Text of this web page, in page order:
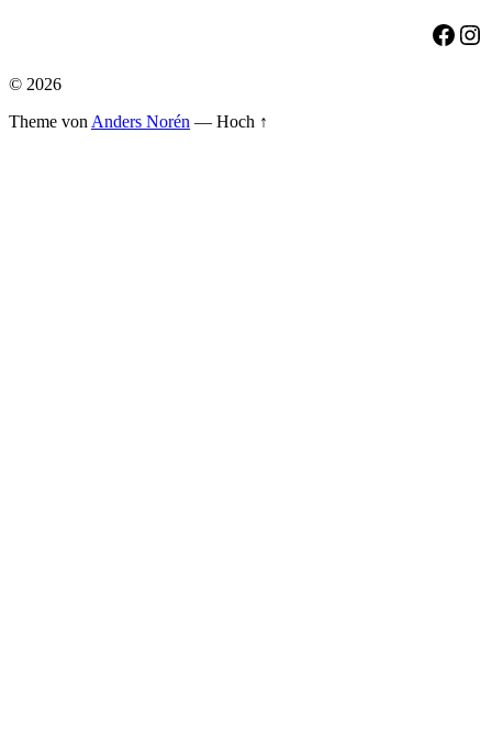
© 2026
Theme von Anders Norén — Hoch ↑